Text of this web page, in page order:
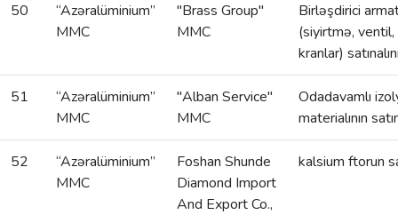
50
“Azəralüminium”
MMC
"Brass Group"
MMC
Birləşdirici
(siyirtmə,
kranlar)
51
“Azəralüminium”
MMC
"Alban Service"
MMC
Odadavamlı
materialının
52
“Azəralüminium”
MMC
Foshan Shunde
Diamond Import
And Export Co.,
kalsium ftorun